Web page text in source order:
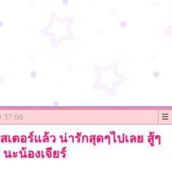
เตอร์แล้ว น่ารักสุดๆไปเลย สู้ๆ
นะน้องเจียร์